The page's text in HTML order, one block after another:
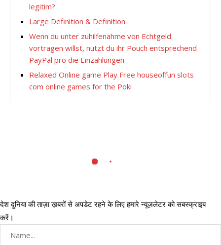
legitim?
Large Definition & Definition
Wenn du unter zuhilfenahme von Echtgeld
vortragen willst, nutzt du ihr Pouch entsprechend
PayPal pro die Einzahlungen
Relaxed Online game Play Free houseoffun slots
com online games for the Poki
देश दुनिया की ताज़ा ख़बरों से अपडेट रहने के लिए हमारे न्यूज़लेटर को सबस्क्राइब
करें।